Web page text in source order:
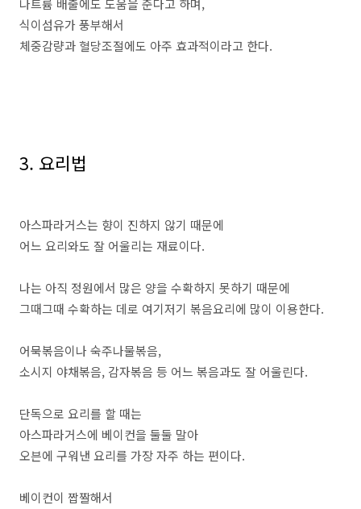
나트륨 배출에도 도움을 준다고 하며,
식이섬유가 풍부해서
체중감량과 혈당조절에도 아주 효과적이라고 한다.
3. 요리법
아스파라거스는 향이 진하지 않기 때문에
어느 요리와도 잘 어울리는 재료이다.
나는 아직 정원에서 많은 양을 수확하지 못하기 때문에
그때그때 수확하는 데로 여기저기 볶음요리에 많이 이용한다.
어묵볶음이나 숙주나물볶음,
소시지 야채볶음, 감자볶음 등 어느 볶음과도 잘 어울린다.
단독으로 요리를 할 때는
아스파라거스에 베이컨을 둘둘 말아
오븐에 구워낸 요리를 가장 자주 하는 편이다.
베이컨이 짭짤해서